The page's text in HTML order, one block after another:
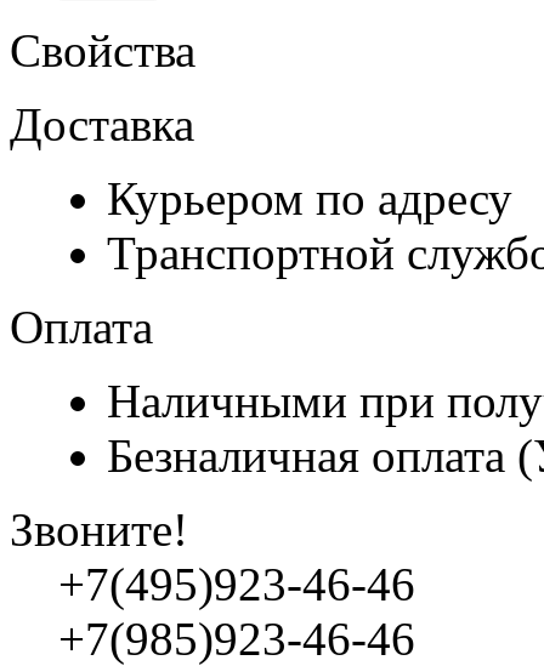
Свойства
Доставка
Курьером по адресу
Транспортной
Оплата
Наличными при
Безналичная
Звоните!
+7(495)923-46-46
+7(985)923-46-46